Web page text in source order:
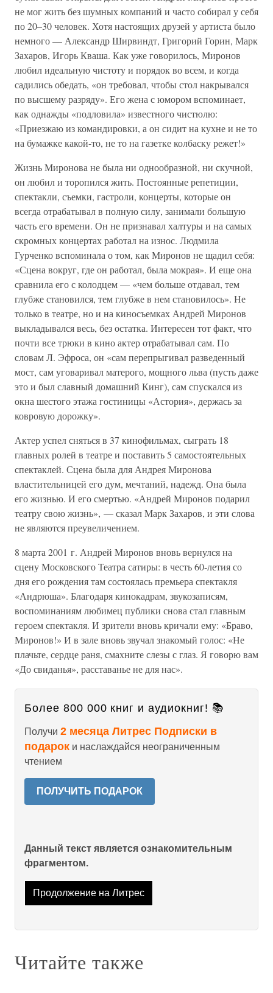
не мог жить без шумных компаний и часто собирал у себя
по 20–30 человек. Хотя настоящих друзей у артиста было
немного — Александр Ширвиндт, Григорий Горин, Марк
Захаров, Игорь Кваша. Как уже говорилось, Миронов
любил идеальную чистоту и порядок во всем, и когда
садились обедать, «он требовал, чтобы стол накрывался
по высшему разряду». Его жена с юмором вспоминает,
как однажды «подловила» известного чистюлю:
«Приезжаю из командировки, а он сидит на кухне и не то
на бумажке какой-то, не то на газетке колбаску режет!»
Жизнь Миронова не была ни однообразной, ни скучной,
он любил и торопился жить. Постоянные репетиции,
спектакли, съемки, гастроли, концерты, которые он
всегда отрабатывал в полную силу, занимали большую
часть его времени. Он не признавал халтуры и на самых
скромных концертах работал на износ. Людмила
Гурченко вспоминала о том, как Миронов не щадил себя:
«Сцена вокруг, где он работал, была мокрая». И еще она
сравнила его с колодцем — «чем больше отдавал, тем
глубже становился, тем глубже в нем становилось». Не
только в театре, но и на киносъемках Андрей Миронов
выкладывался весь, без остатка. Интересен тот факт, что
почти все трюки в кино актер отрабатывал сам. По
словам Л. Эфроса, он «сам перепрыгивал разведенный
мост, сам уговаривал матерого, мощного льва (пусть даже
это и был славный домашний Кинг), сам спускался из
окна шестого этажа гостиницы «Астория», держась за
ковровую дорожку».
Актер успел сняться в 37 кинофильмах, сыграть 18
главных ролей в театре и поставить 5 самостоятельных
спектаклей. Сцена была для Андрея Миронова
властительницей его дум, мечтаний, надежд. Она была
его жизнью. И его смертью. «Андрей Миронов подарил
театру свою жизнь», — сказал Марк Захаров, и эти слова
не являются преувеличением.
8 марта 2001 г. Андрей Миронов вновь вернулся на
сцену Московского Театра сатиры: в честь 60-летия со
дня его рождения там состоялась премьера спектакля
«Андрюша». Благодаря кинокадрам, звукозаписям,
воспоминаниям любимец публики снова стал главным
героем спектакля. И зрители вновь кричали ему: «Браво,
Миронов!» И в зале вновь звучал знакомый голос: «Не
плачьте, сердце раня, смахните слезы с глаз. Я говорю вам
«До свиданья», расставанье не для нас».
Более 800 000 книг и аудиокниг! 📚
Получи 2 месяца Литрес Подписки в
подарок и наслаждайся неограниченным
чтением
ПОЛУЧИТЬ ПОДАРОК
Данный текст является ознакомительным
фрагментом.
Продолжение на Литрес
Читайте также